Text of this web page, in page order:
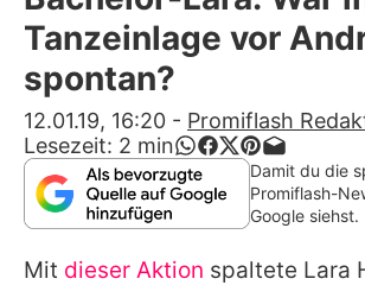
Alle Themen auf
App runterladen
Team
Redaktionelle
Impressum
Tanzeinlage vor
spontan?
12.01.19, 16:20 - Promiflash
Lesezeit: 2 min
Damit du die
Promiflash-
Google siehst.
Mit dieser Aktion spaltete Lara